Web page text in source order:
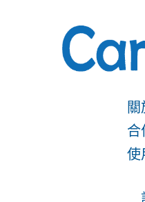
關
合
使